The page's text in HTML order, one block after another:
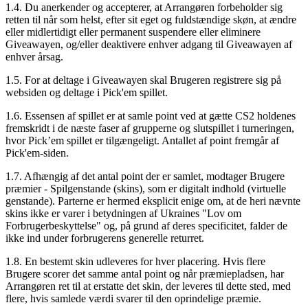
1.4. Du anerkender og accepterer, at Arrangøren forbeholder sig
retten til når som helst, efter sit eget og fuldstændige skøn, at ændre
eller midlertidigt eller permanent suspendere eller eliminere
Giveawayen, og/eller deaktivere enhver adgang til Giveawayen af
enhver årsag.
1.5. For at deltage i Giveawayen skal Brugeren registrere sig på
websiden og deltage i Pick'em spillet.
1.6. Essensen af spillet er at samle point ved at gætte CS2 holdenes
fremskridt i de næste faser af grupperne og slutspillet i turneringen,
hvor Pick’em spillet er tilgængeligt. Antallet af point fremgår af
Pick'em-siden.
1.7. Afhængig af det antal point der er samlet, modtager Brugere
præmier - Spilgenstande (skins), som er digitalt indhold (virtuelle
genstande). Parterne er hermed eksplicit enige om, at de heri nævnte
skins ikke er varer i betydningen af Ukraines "Lov om
Forbrugerbeskyttelse" og, på grund af deres specificitet, falder de
ikke ind under forbrugerens generelle returret.
1.8. En bestemt skin udleveres for hver placering. Hvis flere
Brugere scorer det samme antal point og når præmiepladsen, har
Arrangøren ret til at erstatte det skin, der leveres til dette sted, med
flere, hvis samlede værdi svarer til den oprindelige præmie.